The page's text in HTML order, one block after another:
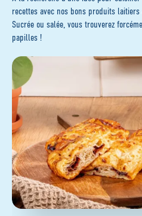
recettes avec nos bons produits
Sucrée ou salée, vous trouverez
papilles !